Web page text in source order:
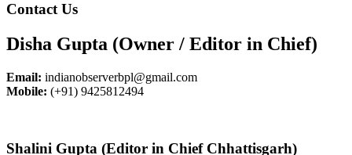
Contact Us
Disha Gupta (Owner / Editor in Chief)
Email: indianobserverbpl@gmail.com
Mobile: (+91) 9425812494
Shalini Gupta (Editor in Chief Chhattisgarh)